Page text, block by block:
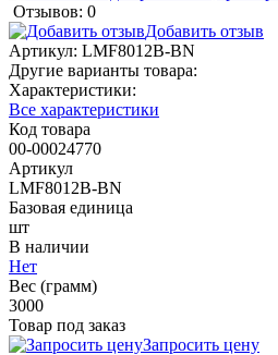
Отзывов: 0
Добавить отзыв
Артикул: LMF8012B-BN
Другие варианты товара:
Характеристики:
Все характеристики
Код товара
00-00024770
Артикул
LMF8012B-BN
Базовая единица
шт
В наличии
Нет
Вес (грамм)
3000
Товар под заказ
Запросить цену